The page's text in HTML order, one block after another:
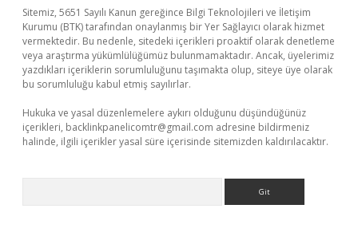
Sitemiz, 5651 Sayılı Kanun gereğince Bilgi Teknolojileri ve İletişim
Kurumu (BTK) tarafından onaylanmış bir Yer Sağlayıcı olarak hizmet
vermektedir. Bu nedenle, sitedeki içerikleri proaktif olarak denetleme
veya araştırma yükümlülüğümüz bulunmamaktadır. Ancak, üyelerimiz
yazdıkları içeriklerin sorumluluğunu taşımakta olup, siteye üye olarak
bu sorumluluğu kabul etmiş sayılırlar.
Hukuka ve yasal düzenlemelere aykırı olduğunu düşündüğünüz
içerikleri, backlinkpanelicomtr@gmail.com adresine bildirmeniz
halinde, ilgili içerikler yasal süre içerisinde sitemizden kaldırılacaktır.